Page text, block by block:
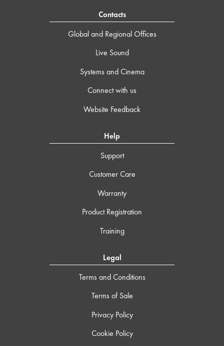
Contacts
Global and Regional Offices
Live Sound
Systems and Cinema
Connect with us
Website Feedback
Help
Support
Customer Care
Warranty
Product Registration
Training
Legal
Terms and Conditions
Terms of Sale
Privacy Policy
Cookie Policy